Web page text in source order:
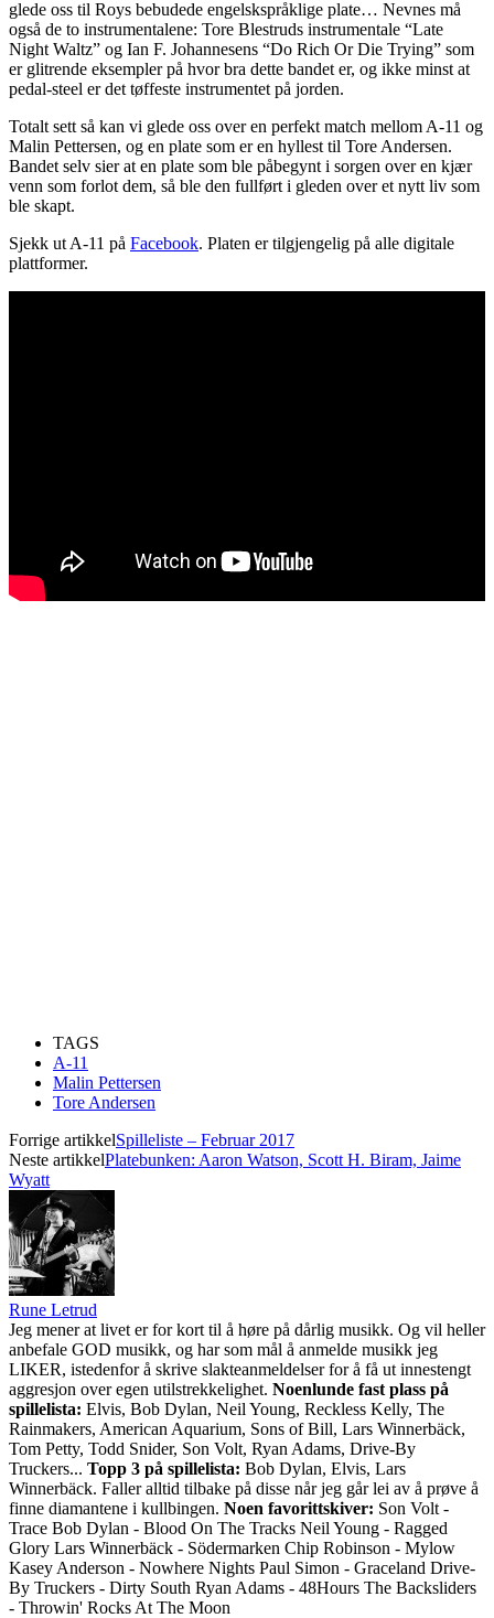
glede oss til Roys bebudede engelskspråklige plate… Nevnes må
også de to instrumentalene: Tore Blestruds instrumentale “Late
Night Waltz” og Ian F. Johannesens “Do Rich Or Die Trying” som
er glitrende eksempler på hvor bra dette bandet er, og ikke minst at
pedal-steel er det tøffeste instrumentet på jorden.
Totalt sett så kan vi glede oss over en perfekt match mellom A-11 og
Malin Pettersen, og en plate som er en hyllest til Tore Andersen.
Bandet selv sier at en plate som ble påbegynt i sorgen over en kjær
venn som forlot dem, så ble den fullført i gleden over et nytt liv som
ble skapt.
Sjekk ut A-11 på Facebook. Platen er tilgjengelig på alle digitale
plattformer.
TAGS
A-11
Malin Pettersen
Tore Andersen
Forrige artikkelSpilleliste – Februar 2017
Neste artikkelPlatebunken: Aaron Watson, Scott H. Biram, Jaime
Wyatt
Rune Letrud
Jeg mener at livet er for kort til å høre på dårlig musikk. Og vil heller
anbefale GOD musikk, og har som mål å anmelde musikk jeg
LIKER, istedenfor å skrive slakteanmeldelser for å få ut innestengt
aggresjon over egen utilstrekkelighet. Noenlunde fast plass på
spillelista: Elvis, Bob Dylan, Neil Young, Reckless Kelly, The
Rainmakers, American Aquarium, Sons of Bill, Lars Winnerbäck,
Tom Petty, Todd Snider, Son Volt, Ryan Adams, Drive-By
Truckers... Topp 3 på spillelista: Bob Dylan, Elvis, Lars
Winnerbäck. Faller alltid tilbake på disse når jeg går lei av å prøve å
finne diamantene i kullbingen. Noen favorittskiver: Son Volt -
Trace Bob Dylan - Blood On The Tracks Neil Young - Ragged
Glory Lars Winnerbäck - Södermarken Chip Robinson - Mylow
Kasey Anderson - Nowhere Nights Paul Simon - Graceland Drive-
By Truckers - Dirty South Ryan Adams - 48Hours The Backsliders
- Throwin' Rocks At The Moon